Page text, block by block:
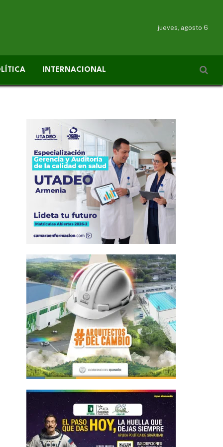
jueves, agosto 6
INTERNACIONAL